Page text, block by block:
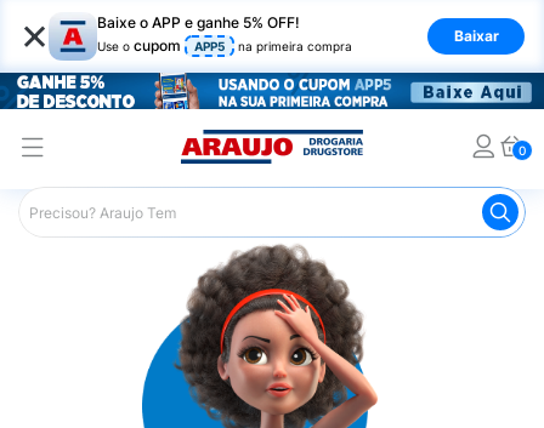
× Baixe o APP e ganhe 5% OFF!
Use o cupom APP5 na primeira compra
Baixar
0